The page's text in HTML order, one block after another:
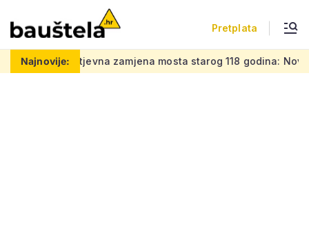
Pretplata
Najnovije:
Zahtjevna zamjena mosta starog 118 godina: Novi